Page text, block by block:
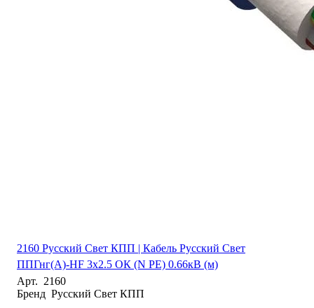
2160 Русский Свет КПП | Кабель Русский Свет
ППГнг(А)-HF 3х2.5 ОК (N PE) 0.66кВ (м)
Арт. 2160
Бренд Русский Свет КПП